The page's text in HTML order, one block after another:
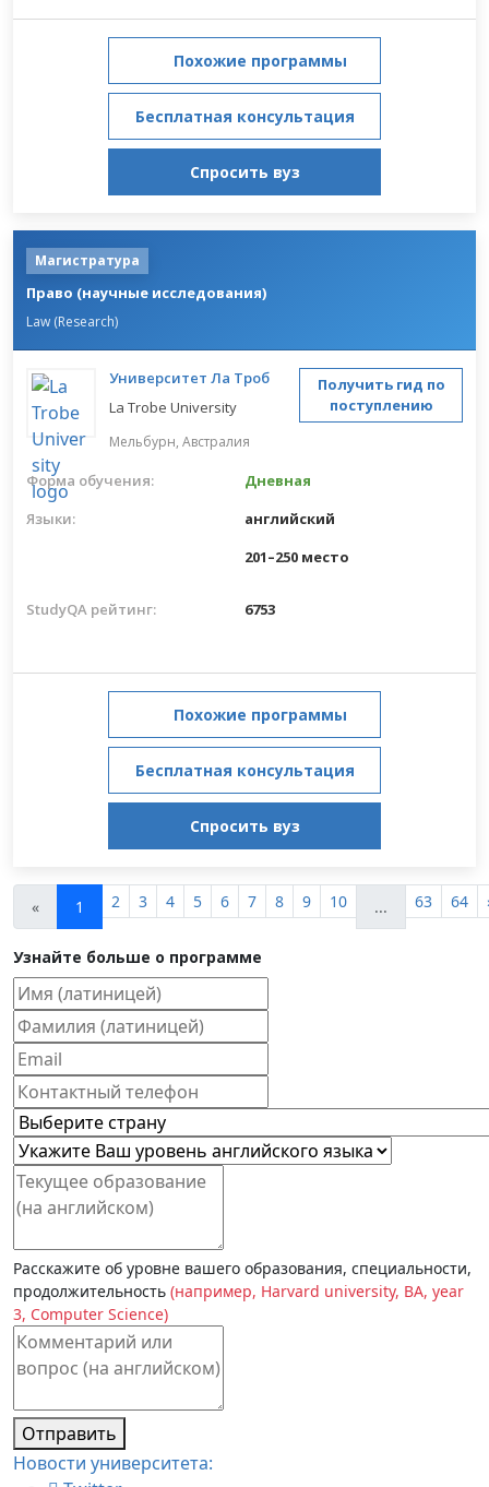
Похожие программы
Бесплатная консультация
Спросить вуз
Магистратура
Право (научные исследования)
Law (Research)
Университет Ла Троб
La Trobe University
Мельбурн, Австралия
Получить гид по
поступлению
Форма обучения:
Дневная
Языки:
английский
201–250 место
StudyQA рейтинг: 6753
Похожие программы
Бесплатная консультация
Спросить вуз
« 1 2 3 4 5 6 7 8 9 10 ... 63 64
Узнайте больше о программе
Расскажите об уровне вашего образования, специальности,
продолжительность (например, Harvard university, BA, year
3, Computer Science)
Отправить
Новости университета: